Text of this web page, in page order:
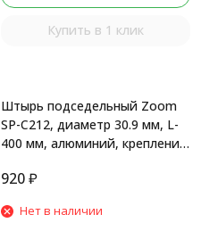
Купить в 1 клик
Штырь подседельный Zoom
SP-C212, диаметр 30.9 мм, L-
400 мм, алюминий, крепление
920 ₽
Нет в наличии